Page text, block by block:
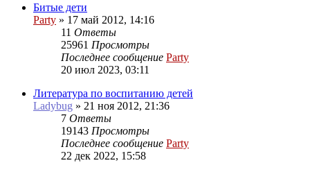
Битые дети
Party » 17 май 2012, 14:16
11 Ответы
25961 Просмотры
Последнее сообщение Party
20 июл 2023, 03:11
Литература по воспитанию детей
Ladybug » 21 ноя 2012, 21:36
7 Ответы
19143 Просмотры
Последнее сообщение Party
22 дек 2022, 15:58